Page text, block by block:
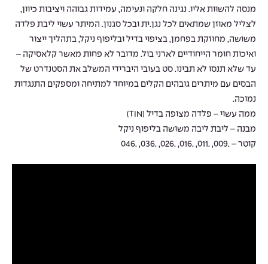
מנסה להשוות אליו. נגינה חלקה ונעימה, עמידות גבוהה ויציבות כיוון,
לצליל מאוזן שמתאים לכל נגן.ית ובכל סגנון. המיתר עשוי ליבת פלדה
משושה, מחוזקת בפחמן, בציפוי בדיל ובליפוף ניקל, בתהליך ייצור
ואיכות חומר הייחודיים לארני בול. מדובר לא פחות מאשר קלאסיקה –
עד שלא תנסו לא תבינו. סט בעובי היברידי המשלב את הסטנדרט של
הבסים עם מיתרים גובהים הקלים במיוחד למתיחה ומספקים התנגדות
נמוכה.
ממה עשוי – פלדה מצופה בדיל (TIN)
מבנה – ליבת ליבה משושה בליפוף ניקל
קוטר – .009, .011, .016, .026, .036, .046